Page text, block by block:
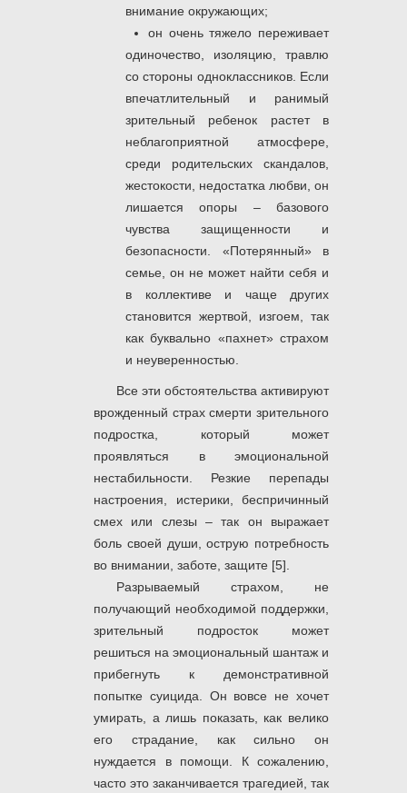
внимание окружающих;
он очень тяжело переживает
одиночество, изоляцию, травлю
со стороны одноклассников. Если
впечатлительный и ранимый
зрительный ребенок растет в
неблагоприятной атмосфере,
среди родительских скандалов,
жестокости, недостатка любви, он
лишается опоры ‒ базового
чувства защищенности и
безопасности. «Потерянный» в
семье, он не может найти себя и
в коллективе и чаще других
становится жертвой, изгоем, так
как буквально «пахнет» страхом
и неуверенностью.
Все эти обстоятельства активируют
врожденный страх смерти зрительного
подростка, который может
проявляться в эмоциональной
нестабильности. Резкие перепады
настроения, истерики, беспричинный
смех или слезы ‒ так он выражает
боль своей души, острую потребность
во внимании, заботе, защите [5].
Разрываемый страхом, не
получающий необходимой поддержки,
зрительный подросток может
решиться на эмоциональный шантаж и
прибегнуть к демонстративной
попытке суицида. Он вовсе не хочет
умирать, а лишь показать, как велико
его страдание, как сильно он
нуждается в помощи. К сожалению,
часто это заканчивается трагедией, так